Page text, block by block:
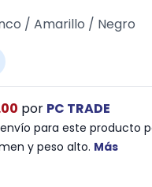
/ Amarillo / Negro
por PC TRADE
para este producto
y peso alto. Más